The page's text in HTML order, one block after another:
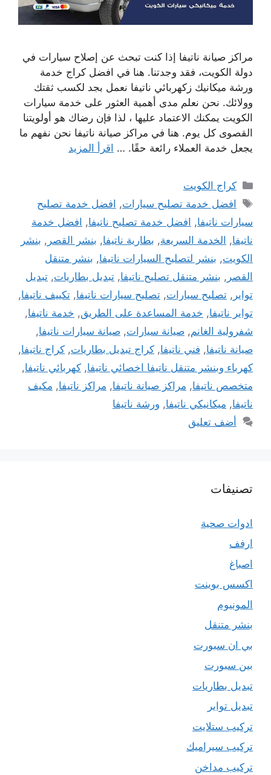
مراكز صيانة ناتيفا إذا كنت تبحث عن إصلاح سيارات في
دولة الكويت، فقد وجدتنا. هنا في افضل كراج خدمة
ورشة ميكانيك زكهربائي ناتيفا نعمل بجد لكسب ثقتك
وولائك. نحن نعلم مدى أهمية العثور على خدمة سيارات
الكويت يمكنك الاعتماد عليها ، لذا فإن رضاك ​​هو أولويتنا
القصوى كل يوم. هنا في مراكز صيانة ناتيفا نحن نفهم ما
يجعل خدمة العملاء رائعة حقًا. … اقرأ المزيد
التصنيفات
كراج الكويت
الوسوم
افضل خدمة تصليح سيارات, افضل خدمة تصليح
سيارات ناتيفا, افضل خدمة تصليح ناتيفا, افضل خدمة
ناتيفا, الخدمة السريعة, بطارية ناتيفا, بنشر القصر , بنشر
الكويت, بنشر لتصليح السيارات ناتيفا, بنشر متنقل
القصر , بنشر متنقل تصليح ناتيفا, تبديل بطاريات, تبديل
تواير , تصليح سيارات, تصليح سيارات ناتيفا, تكييف ناتيفا,
تواير ناتيفا, خدمة المساعدة على الطريق, خدمة ناتيفا,
شفرولية الغانم, صيانة سيارات, صيانة سيارات ناتيفا,
صيانة ناتيفا, فني ناتيفا, كراج تبديل بطاريات, كراج ناتيفا,
كهرباء وبنشر متنقل ناتيفا اخصائي ناتيفا, كهربائي ناتيفا,
متخصص ناتيفا, مراكز صيانة ناتيفا, مراكز ناتيفا, مكيف
ناتيفا, ميكانيكي ناتيفا, ورشة ناتيفا
أضف تعليق
تصنيفات
ادوات صحية
ارفف
اصباغ
اكسس بوينت
المونيوم
بنشر متنقل
بي ان سبورت
بين سبورت
تبديل بطاريات
تبديل تواير
تركيب ستلايت
تركيب سيراميك
تركيب مداخن